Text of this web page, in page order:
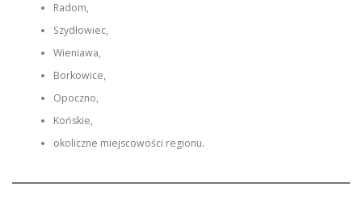
Radom,
Szydłowiec,
Wieniawa,
Borkowice,
Opoczno,
Końskie,
okoliczne miejscowości regionu.